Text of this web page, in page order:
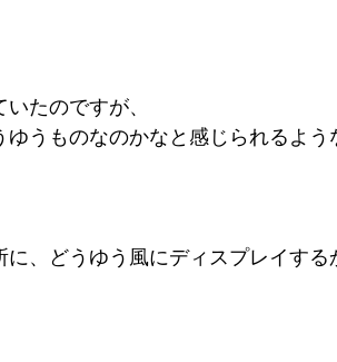
たのですが、
うものなのかなと感じられるよう
、どうゆう風にディスプレイする